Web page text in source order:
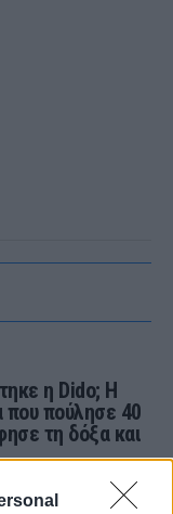
η Dido; Η
που πούλησε 40
τη δόξα και